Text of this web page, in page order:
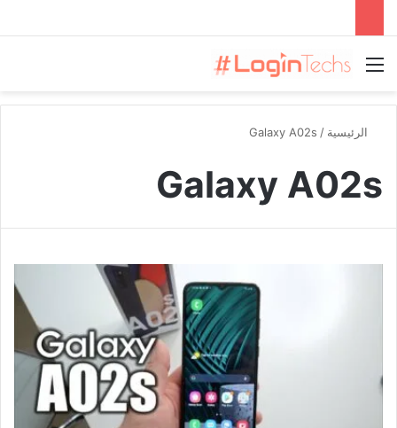
القائمة
الرئيسية /
Galaxy A02s
Galaxy A02s